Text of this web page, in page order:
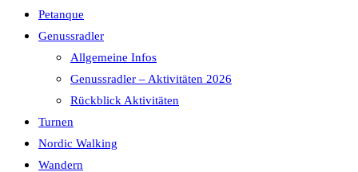
Petanque
Genussradler
Allgemeine Infos
Genussradler – Aktivitäten 2026
Rückblick Aktivitäten
Turnen
Nordic Walking
Wandern